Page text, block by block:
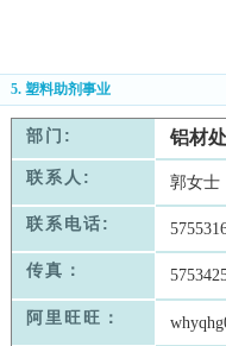
5. 塑料助剂事业
部门: 铝材
联系人: 郭女士
联系电话:
传真：
阿里旺旺：